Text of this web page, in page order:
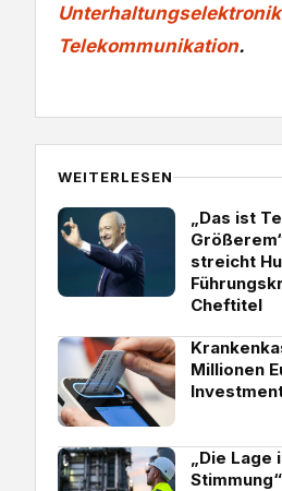
Unterhaltungselektronik
Telekommunikation.
WEITERLESEN
„Das ist
streicht
Cheftitel
Millionen
„Die
Stimmung“